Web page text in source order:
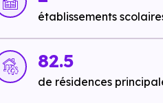
établissements
82.5
de résidences